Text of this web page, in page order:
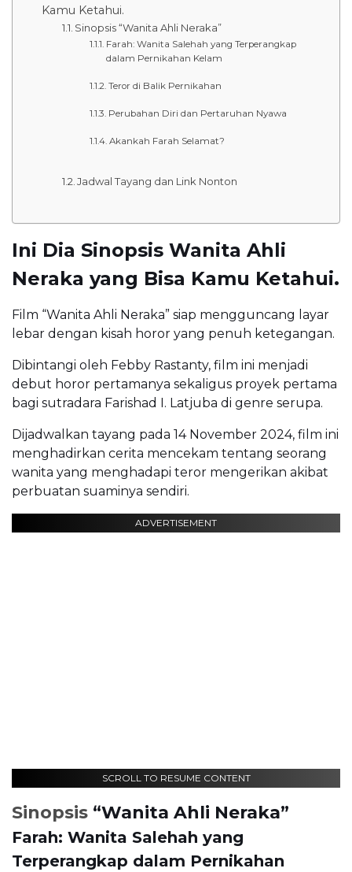
Kamu Ketahui.
Sinopsis “Wanita Ahli Neraka”
Farah: Wanita Salehah yang Terperangkap
dalam Pernikahan Kelam
Teror di Balik Pernikahan
Perubahan Diri dan Pertaruhan Nyawa
Akankah Farah Selamat?
Jadwal Tayang dan Link Nonton
Ini Dia Sinopsis Wanita Ahli
Neraka yang Bisa Kamu Ketahui.
Film “Wanita Ahli Neraka” siap mengguncang layar
lebar dengan kisah horor yang penuh ketegangan.
Dibintangi oleh Febby Rastanty, film ini menjadi
debut horor pertamanya sekaligus proyek pertama
bagi sutradara Farishad I. Latjuba di genre serupa.
Dijadwalkan tayang pada 14 November 2024, film ini
menghadirkan cerita mencekam tentang seorang
wanita yang menghadapi teror mengerikan akibat
perbuatan suaminya sendiri.
ADVERTISEMENT
SCROLL TO RESUME CONTENT
Sinopsis “Wanita Ahli Neraka”
Farah: Wanita Salehah yang
Terperangkap dalam Pernikahan